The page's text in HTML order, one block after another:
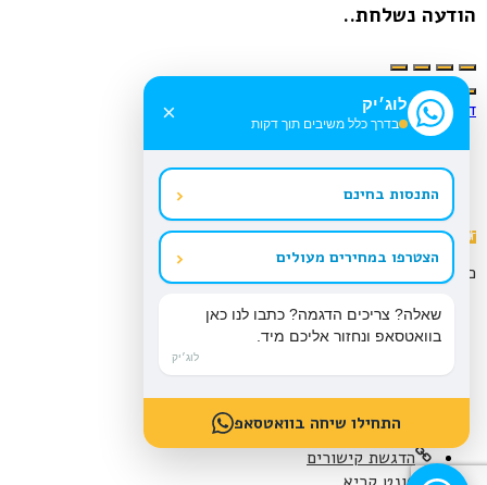
הודעה נשלחת..
דילוג לתוכן
פתח
כלי נגישות
הגדל טקסט
הקטן טקסט
רקע בהיר
הדגשת קישורים
לוג׳יק
בדרך כלל משיבים תוך דקות ×
התנסות בחינם ‹
הצטרפו במחירים מעולים ‹
שאלה? צריכים הדגמה? כתבו לנו כאן
בוואטסאפ ונחזור אליכם מיד.
לוג׳יק
התחילו שיחה בוואטסאפ